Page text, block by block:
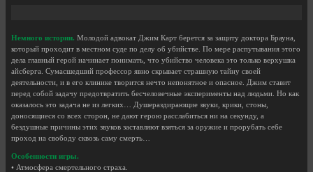
Немного истории. Молодой адвокат Джим Карт берется за защиту доктора Брауна,
который проходит в местном суде по делу об убийстве. По мере распутывания этого
дела главный герой начинает понимать, что убийство человека это только верхушка
айсберга. Сумасшедший профессор явно скрывает страшную тайну своей
деятельности, и в его клинике творится нечто непонятное и опасное. Джим ставит
перед собой задачу предотвратить бесчеловечные эксперименты над людьми. Но как
оказалось это задача не из легких… Душераздирающие звуки, крики, стоны,
доносящиеся со всех сторон, не дают герою расслабиться ни на секунду, а
бездушные причины этих звуков заставляют взяться за оружие и прорубать себе
проход на свободу сквозь саму смерть…
Особенности игры.
• Атмосфера смертельного страха.